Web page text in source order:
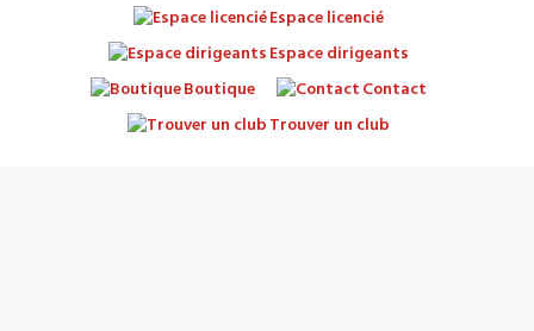
Espace licencié
Espace dirigeants
Boutique
Contact
Trouver un club